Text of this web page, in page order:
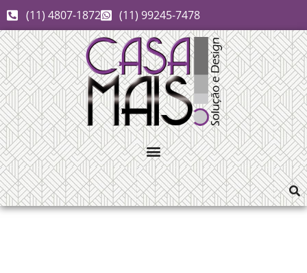
(11) 4807-1872 (11) 99245-7478